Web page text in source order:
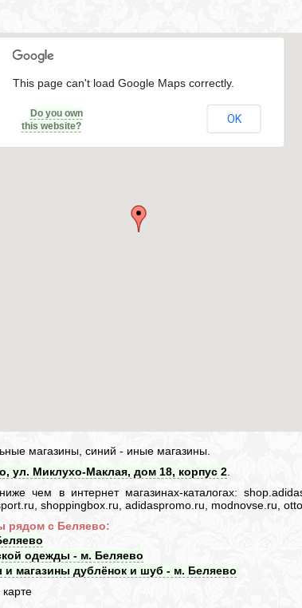
This page can't load Google Maps correctly.
Do you own
this website?
OK
магазины, синий - иные магазины.
ул. Миклухо-Маклая, дом 18, корпус 2
чем в интернет магазинах-каталогах:
shoppingbox.ru, adidaspromo.ru, modnovse.ru,
рядом с Беляево:
одежды - м. Беляево
магазины дублёнок и шуб - м. Беляево
карте